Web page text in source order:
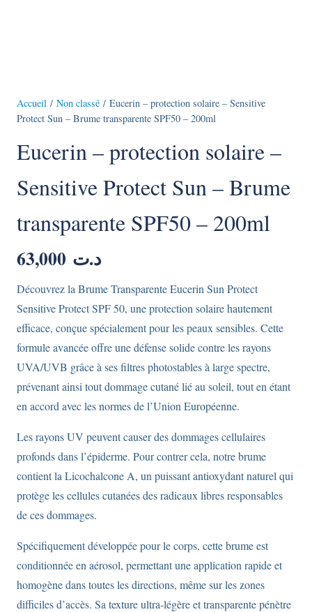
Accueil / Non classé / Eucerin – protection solaire – Sensitive
Protect Sun – Brume transparente SPF50 – 200ml
Eucerin – protection solaire –
Sensitive Protect Sun – Brume
transparente SPF50 – 200ml
د.ت
Découvrez la Brume Transparente Eucerin Sun Protect
Sensitive Protect SPF 50, une protection solaire hautement
efficace, conçue spécialement pour les peaux sensibles. Cette
formule avancée offre une défense solide contre les rayons
UVA/UVB grâce à ses filtres photostables à large spectre,
prévenant ainsi tout dommage cutané lié au soleil, tout en étant
en accord avec les normes de l’Union Européenne.
Les rayons UV peuvent causer des dommages cellulaires
profonds dans l’épiderme. Pour contrer cela, notre brume
contient la Licochalcone A, un puissant antioxydant naturel qui
protège les cellules cutanées des radicaux libres responsables
de ces dommages.
Spécifiquement développée pour le corps, cette brume est
conditionnée en aérosol, permettant une application rapide et
homogène dans toutes les directions, même sur les zones
difficiles d’accès. Sa texture ultra-légère et transparente pénètre